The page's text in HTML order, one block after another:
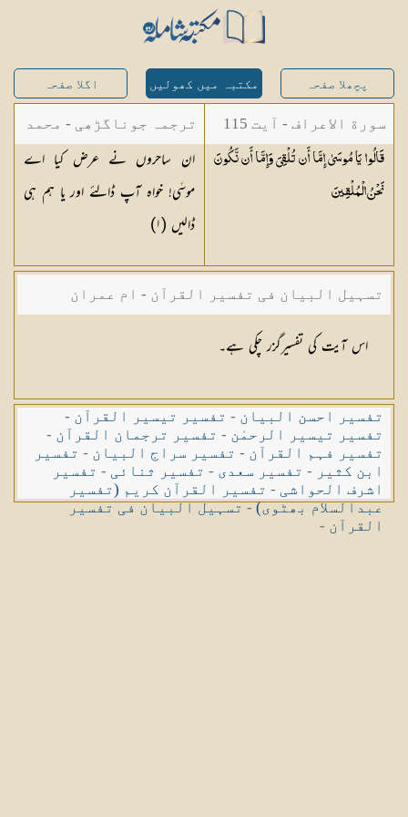
پچھلا صفحہ مکتبہ میں کھولیں اگلا صفحہ
سورة الاعراف - آیت 115
قَالُوا يَا مُوسَىٰ إِمَّا أَن تُلْقِيَ وَإِمَّا أَن نَّكُونَ
نَحْنُالْمُلْقِينَ
ترجمہ جوناگڑھی - محمد
جونا گڑھی
ان ساحروں نے عرض کیا اے
موسٰی! خواہ آپ ڈالئے اور یا ہم ہی
ڈالیں (١)
تسہیل البیان فی تفسیر القرآن - ام عمران
شکیلہ بنت میاں فضل حسین
اس آیت کی تفسیرگزر چکی ہے۔
تفسیر احسن البیان - تفسیر تیسیر القرآن -
تفسیر تیسیر الرحمٰن - تفسیر ترجمان القرآن -
تفسیر فہم القرآن - تفسیر سراج البیان - تفسیر
ابن کثیر - تفسیر سعدی - تفسیر ثنائی - تفسیر
اشرف الحواشی - تفسیر القرآن کریم (تفسیر
عبدالسلام بھٹوی)-تسہیل البیان فی تفسیر
القرآن -